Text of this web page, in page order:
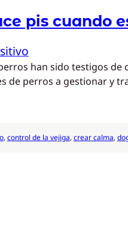
pis cuando
han sido testigos de
de perros a gestionar y
, control de la vejiga, crear calma,